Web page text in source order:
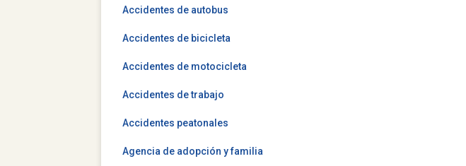
Accidentes de autobus
Accidentes de bicicleta
Accidentes de motocicleta
Accidentes de trabajo
Accidentes peatonales
Agencia de adopción y familia